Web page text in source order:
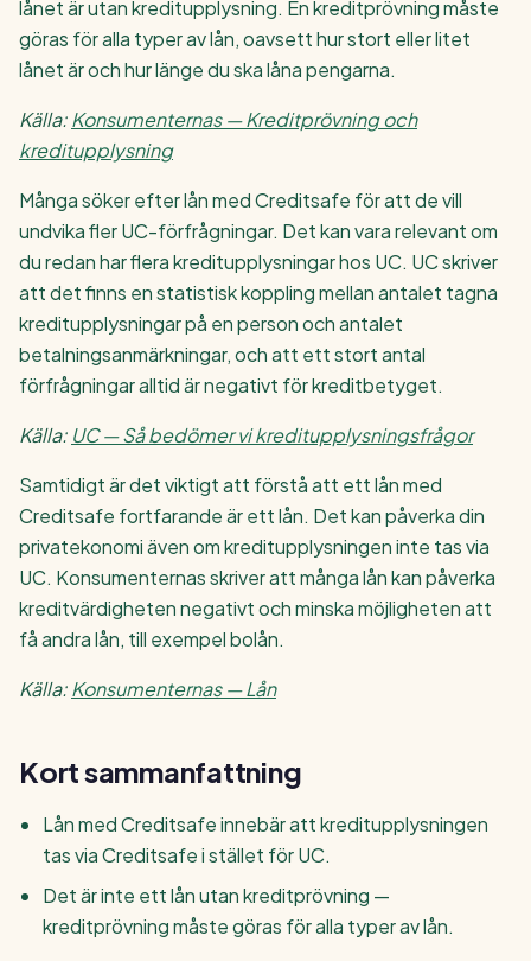
lånet är utan kreditupplysning. En kreditprövning måste
göras för alla typer av lån, oavsett hur stort eller litet
lånet är och hur länge du ska låna pengarna.
Källa:Konsumenternas — Kreditprövning och
kreditupplysning
Många söker efter lån med Creditsafe för att de vill
undvika fler UC-förfrågningar. Det kan vara relevant om
du redan har flera kreditupplysningar hos UC. UC skriver
att det finns en statistisk koppling mellan antalet tagna
kreditupplysningar på en person och antalet
betalningsanmärkningar, och att ett stort antal
förfrågningar alltid är negativt för kreditbetyget.
Källa: UC — Så bedömer vi kreditupplysningsfrågor
Samtidigt är det viktigt att förstå att ett lån med
Creditsafe fortfarande är ett lån. Det kan påverka din
privatekonomi även om kreditupplysningen inte tas via
UC. Konsumenternas skriver att många lån kan påverka
kreditvärdigheten negativt och minska möjligheten att
få andra lån, till exempel bolån.
Källa:Konsumenternas — Lån
Kort sammanfattning
Lån med Creditsafe innebär att kreditupplysningen
tas via Creditsafe i stället för UC.
Det är inte ett lån utan kreditprövning —
kreditprövning måste göras för alla typer av lån.